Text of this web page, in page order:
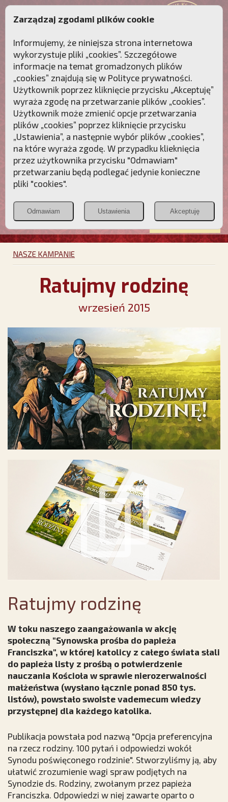
Przebudźmy sumienia Polaków!
Polonia
Christiana
PCh24.pl
Przymierze
POZNAJ APOSTOLAT FATIMY WESPRZYJ
NAS
NASZE KAMPANIE
Ratujmy rodzinę
wrzesień 2015
Ratujmy rodzinę
W toku naszego zaangażowania w akcję
społeczną "Synowska prośba do papieża
Franciszka", w której katolicy z całego świata słali
do papieża listy z prośbą o potwierdzenie
nauczania Kościoła w sprawie nierozerwalności
małżeństwa (wysłano łącznie ponad 850 tys.
listów), powstało swoiste vademecum wiedzy
przystępnej dla każdego katolika.
Publikacja powstała pod nazwą "Opcja preferencyjna
na rzecz rodziny. 100 pytań i odpowiedzi wokół
Synodu poświęconego rodzinie". Stworzyliśmy ją, aby
ułatwić zrozumienie wagi spraw podjętych na
Synodzie ds. Rodziny, zwołanym przez papieża
Franciszka. Odpowiedzi w niej zawarte oparto o
Zarządzaj zgodami plików cookie
Informujemy, że niniejsza strona internetowa
wykorzystuje pliki „cookies”. Szczegółowe
informacje na temat gromadzonych plików
„cookies” znajdują się w Polityce prywatności.
Użytkownik poprzez kliknięcie przycisku „Akceptuję”
wyraża zgodę na przetwarzanie plików „cookies”.
Użytkownik może zmienić opcje przetwarzania
plików „cookies” poprzez kliknięcie przycisku
„Ustawienia”, a następnie wybór plików „cookies”,
na które wyraża zgodę. W przypadku klieknięcia
przez użytkownika przycisku "Odmawiam"
przetwarzaniu będą podlegać jedynie konieczne
pliki "cookies".
Odmawiam Ustawienia Akceptuję